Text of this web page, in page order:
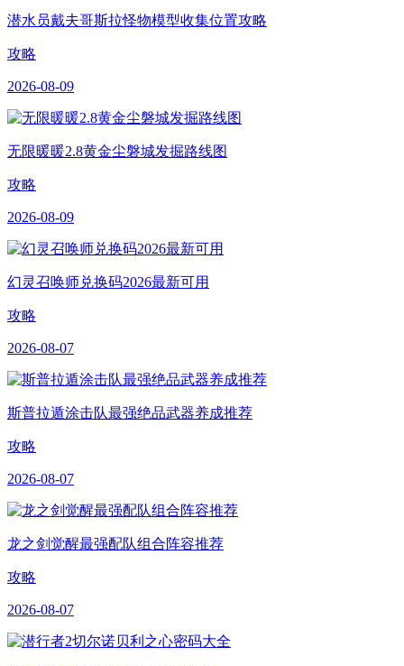
潜水员戴夫哥斯拉怪物模型收集位置攻略
攻略
2026-08-09
无限暖暖2.8黄金尘磐城发掘路线图
攻略
2026-08-09
幻灵召唤师兑换码2026最新可用
攻略
2026-08-07
斯普拉遁涂击队最强绝品武器养成推荐
攻略
2026-08-07
龙之剑觉醒最强配队组合阵容推荐
攻略
2026-08-07